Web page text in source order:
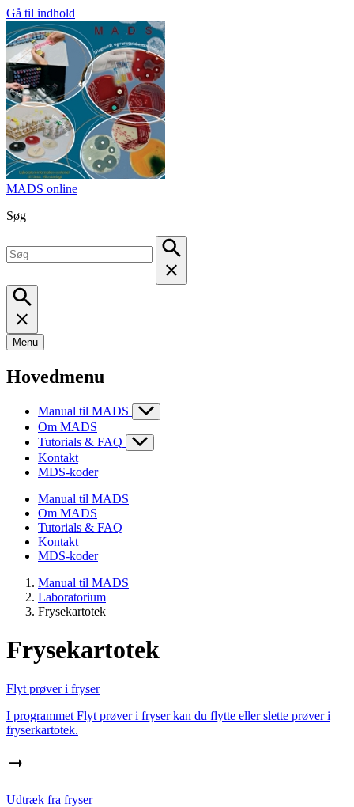
Gå til indhold
MADS online
Søg
Menu
Hovedmenu
Manual til MADS
Om MADS
Tutorials & FAQ
Kontakt
MDS-koder
Manual til MADS
Om MADS
Tutorials & FAQ
Kontakt
MDS-koder
Manual til MADS
Laboratorium
Frysekartotek
Frysekartotek
Flyt prøver i fryser
I programmet Flyt prøver i fryser kan du flytte eller slette prøver i
fryserkartotek.
Udtræk fra fryser